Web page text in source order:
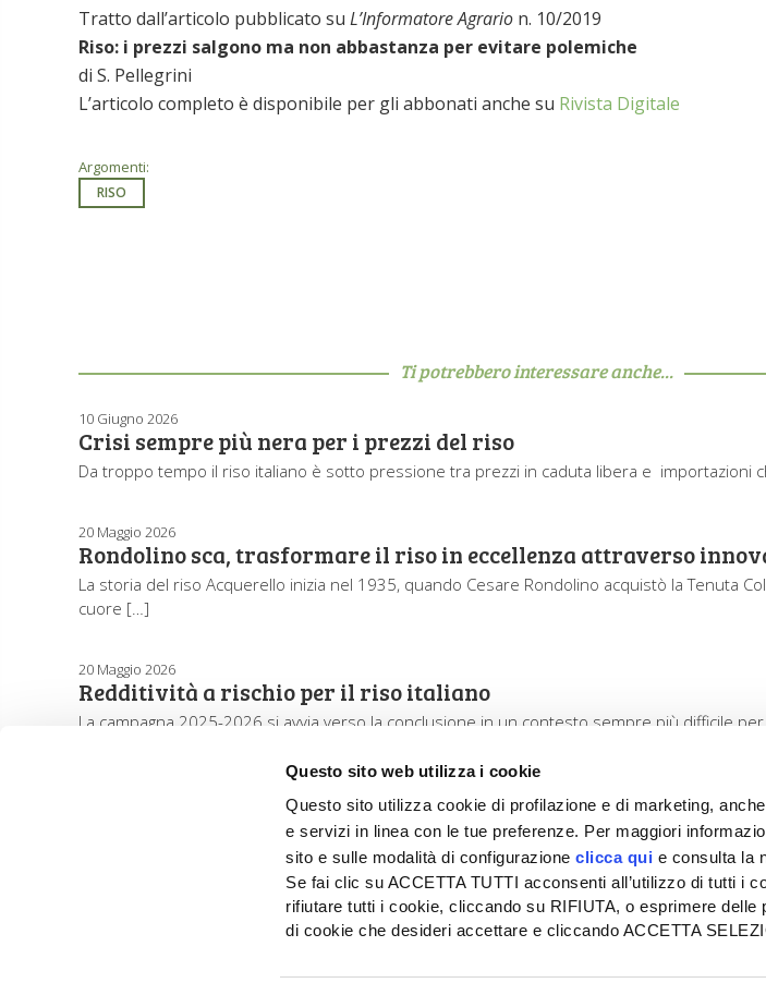
Questo sito web utilizza i cookie
Questo sito utilizza cookie di profilazione e di marketing,
e servizi in linea con le tue preferenze. Per maggiori
sito e sulle modalità di configurazioneclicca qui e consulta la
Se fai clic su ACCETTA TUTTI acconsenti all’utilizzo di tutti i
rifiutare tutti i cookie, cliccando su RIFIUTA, o esprimere delle
di cookie che desideri accettare e cliccando ACCETTA
Tratto dall’articolo pubblicato su L’Informatore Agrario n. 10/2019
Riso: i prezzi salgono ma non abbastanza per evitare polemiche
di S. Pellegrini
L’articolo completo è disponibile per gli abbonati anche su Rivista Digitale
Argomenti:
RISO
Ti potrebbero interessare anche...
10 Giugno 2026
Crisi sempre più nera per i prezzi del riso
Da troppo tempo il riso italiano è sotto pressione tra prezzi in caduta libera e importazioni
20 Maggio 2026
Rondolino sca, trasformare il riso in eccellenza attraverso
La storia del riso Acquerello inizia nel 1935, quando Cesare Rondolino acquistò la Tenuta
cuore […]
20 Maggio 2026
Redditività a rischio per il riso italiano
La campagna 2025-2026 si avvia verso la conclusione in un contesto sempre più difficile
EDIZIONI L'INFORMATORE AGRARIO Srl
SEDE
Tel +